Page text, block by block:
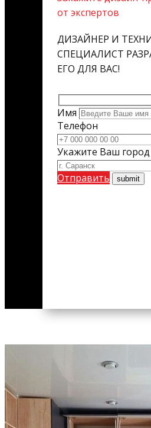
от экспертов
ДИЗАЙНЕР И
СПЕЦИАЛИСТ
ЕГО ДЛЯ ВАС!
Имя
Телефон
Укажите Ваш город
Отправить